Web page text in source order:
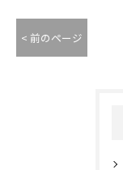
< 前のページ